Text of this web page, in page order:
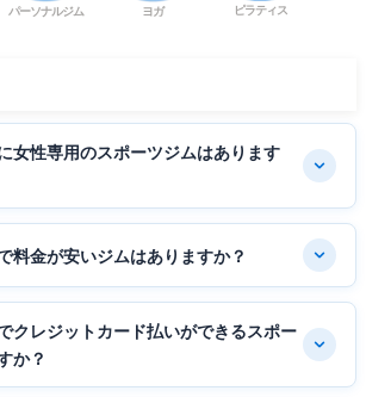
パーソナルジム ヨガ ピラティス
女性専用のスポーツジムはあります
料金が安いジムはありますか？
クレジットカード払いができるスポー
か？